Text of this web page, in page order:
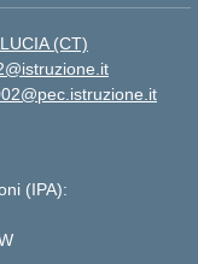
(CT)
(IPA):